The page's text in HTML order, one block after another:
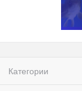
Категории